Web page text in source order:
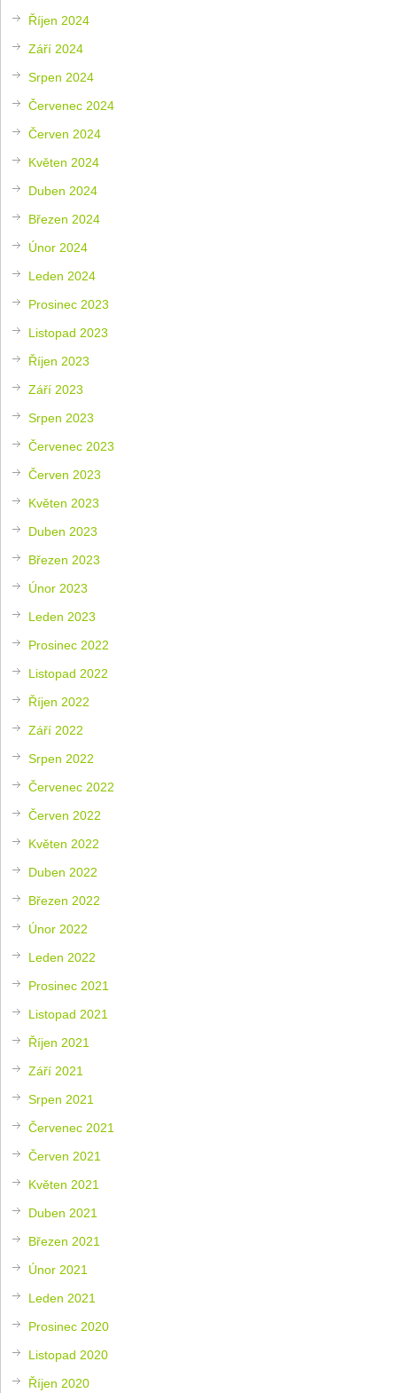
Říjen 2024
Září 2024
Srpen 2024
Červenec 2024
Červen 2024
Květen 2024
Duben 2024
Březen 2024
Únor 2024
Leden 2024
Prosinec 2023
Listopad 2023
Říjen 2023
Září 2023
Srpen 2023
Červenec 2023
Červen 2023
Květen 2023
Duben 2023
Březen 2023
Únor 2023
Leden 2023
Prosinec 2022
Listopad 2022
Říjen 2022
Září 2022
Srpen 2022
Červenec 2022
Červen 2022
Květen 2022
Duben 2022
Březen 2022
Únor 2022
Leden 2022
Prosinec 2021
Listopad 2021
Říjen 2021
Září 2021
Srpen 2021
Červenec 2021
Červen 2021
Květen 2021
Duben 2021
Březen 2021
Únor 2021
Leden 2021
Prosinec 2020
Listopad 2020
Říjen 2020